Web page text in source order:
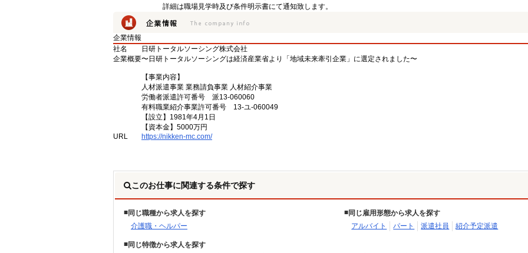
詳細は職場見学時及び条件明示書にて通知致します。
企業情報
社名
日研トータルソーシング株式会社
企業概要〜日研トータルソーシングは経済産業省より「地域未来牽引企業」に選定されました〜
【事業内容】
人材派遣事業 業務請負事業 人材紹介事業
労働者派遣許可番号 派13-060060
有料職業紹介事業許可番号 13-ユ-060049
【設立】1981年4月1日
【資本金】5000万円
URL
https://nikken-mc.com/
このお仕事に関連する条件で探す
同じ職種から求人を探す
介護職・ヘルパー
同じ雇用形態から求人を探す
アルバイト
パート 派遣社員 紹介予定派遣
同じ特徴から求人を探す